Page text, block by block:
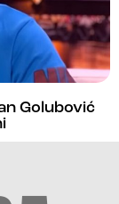
Golubović